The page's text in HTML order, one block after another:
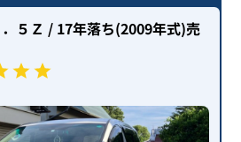
５Ｚ / 17年落ち(2009年式)売